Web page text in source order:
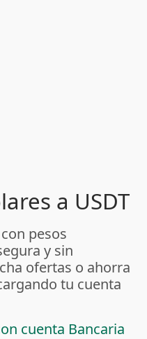
a USDT
pesos
y sin
ofertas o ahorra
tu cuenta
cuenta Bancaria